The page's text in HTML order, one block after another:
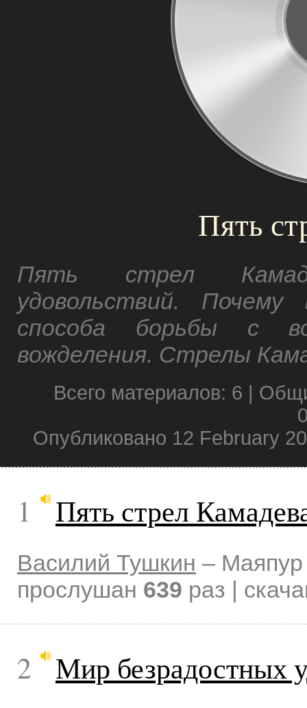
Пять
Пять стрел
удовольствий.
способа борьбы с
вожделения. Стрелы
Всего материалов: 6 |
Опубликовано 12 February
1 Пять стрел
Василий Тушкин –
прослушан 639 раз |
2 Мир безрадостных